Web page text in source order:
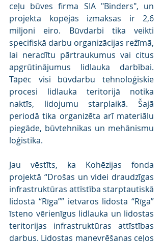
ceļu būves firma SIA "Binders", un
projekta kopējās izmaksas ir 2,6
miljoni eiro. Būvdarbi tika veikti
specifiskā darbu organizācijas režīmā,
lai neradītu pārtraukumus vai citus
apgrūtinājumus lidlauka darbībai.
Tāpēc visi būvdarbu tehnoloģiskie
procesi lidlauka teritorijā notika
naktīs, lidojumu starplaikā. Šajā
periodā tika organizēta arī materiālu
piegāde, būvtehnikas un mehānismu
loģistika.
Jau vēstīts, ka Kohēzijas fonda
projektā “Drošas un videi draudzīgas
infrastruktūras attīstība starptautiskā
lidostā “Rīga”” ietvaros lidosta “Rīga”
īsteno vērienīgus lidlauka un lidostas
teritorijas infrastruktūras attīstības
darbus. Lidostas manevrēšanas ceļos